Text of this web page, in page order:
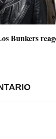
Bunkers